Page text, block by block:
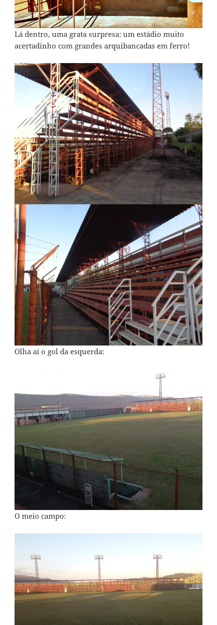
Lá dentro, uma grata surpresa: um estádio muito
acertadinho com grandes arquibancadas em ferro!
Olha aí o gol da esquerda:
O meio campo: